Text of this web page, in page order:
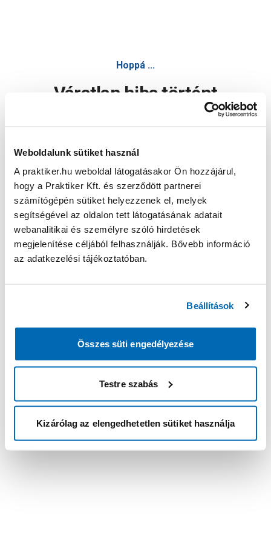
Weboldalunk sütiket használ
A praktiker.hu weboldal látogatásakor Ön hozzájárul,
hogy a Praktiker Kft. és szerződött partnerei
számítógépén sütiket helyezzenek el, melyek
segítségével az oldalon tett látogatásának adatait
webanalitikai és személyre szóló hirdetések
megjelenítése céljából felhasználják. Bővebb információ
az adatkezelési tájékoztatóban.
Beállítások
Összes süti engedélyezése
Testre szabás
Kizárólag az elengedhetetlen sütiket használja
Hoppá ...
Váratlan hiba történt
Oldal újratöltése